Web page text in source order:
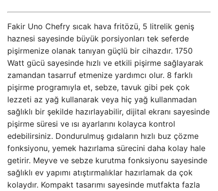
Fakir Uno Chefry sıcak hava fritözü, 5 litrelik geniş
haznesi sayesinde büyük porsiyonları tek seferde
pişirmenize olanak tanıyan güçlü bir cihazdır. 1750
Watt gücü sayesinde hızlı ve etkili pişirme sağlayarak
zamandan tasarruf etmenize yardımcı olur. 8 farklı
pişirme programıyla et, sebze, tavuk gibi pek çok
lezzeti az yağ kullanarak veya hiç yağ kullanmadan
sağlıklı bir şekilde hazırlayabilir, dijital ekranı sayesinde
pişirme süresi ve ısı ayarlarını kolayca kontrol
edebilirsiniz. Dondurulmuş gıdaların hızlı buz çözme
fonksiyonu, yemek hazırlama sürecini daha kolay hale
getirir. Meyve ve sebze kurutma fonksiyonu sayesinde
sağlıklı ev yapımı atıştırmalıklar hazırlamak da çok
kolaydır. Kompakt tasarımı sayesinde mutfakta fazla